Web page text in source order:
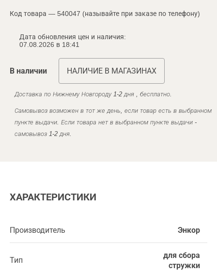
Код товара — 540047 (называйте при заказе по телефону)
Дата обновления цен и наличия:
07.08.2026 в 18:41
В наличии НАЛИЧИЕ В МАГАЗИНАХ
Доставка по Нижнему Новгороду 1-2 дня , бесплатно.
Самовывоз возможен в тот же день, если товар есть в выбранном
пункте выдачи. Если товара нет в выбранном пункте выдачи -
самовывоз 1-2 дня.
ХАРАКТЕРИСТИКИ
Производитель Энкор
Тип
для сбора
стружки